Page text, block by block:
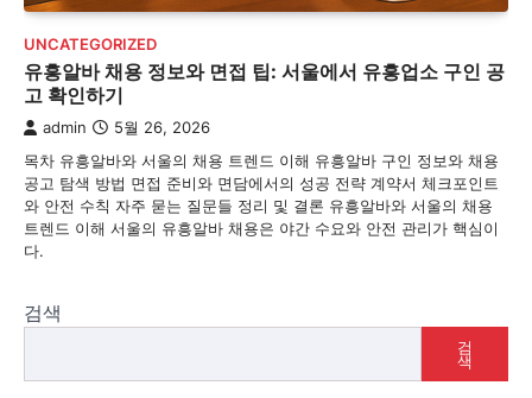
UNCATEGORIZED
유흥알바 채용 정보와 면접 팁: 서울에서 유흥업소 구인 공
고 확인하기
admin 5월 26, 2026
목차 유흥알바와 서울의 채용 트렌드 이해 유흥알바 구인 정보와 채용
공고 탐색 방법 면접 준비와 면담에서의 성공 전략 계약서 체크포인트
와 안전 수칙 자주 묻는 질문들 정리 및 결론 유흥알바와 서울의 채용
트렌드 이해 서울의 유흥알바 채용은 야간 수요와 안전 관리가 핵심이
다.
검색
검
색